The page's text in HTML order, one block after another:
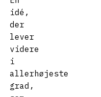
idé,
der
lever
videre
i
allerhøjeste
grad,